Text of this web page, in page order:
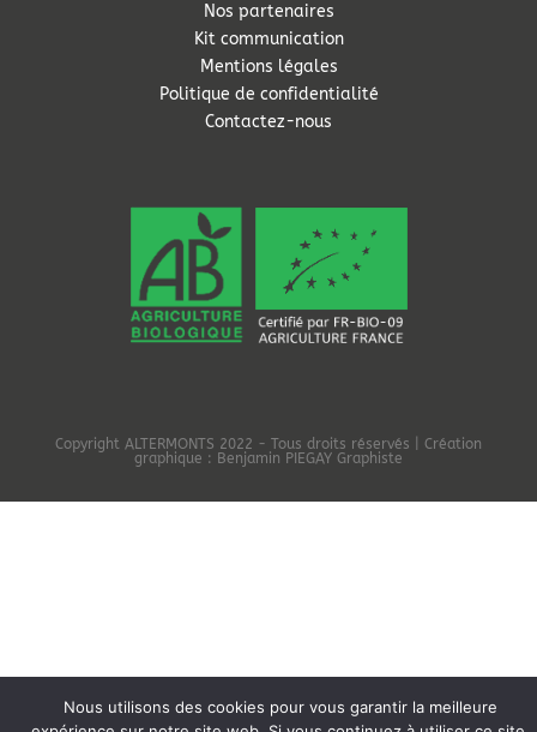
Nos partenaires
Kit communication
Mentions légales
Politique de confidentialité
Contactez-nous
Copyright ALTERMONTS 2022 - Tous droits réservés | Création
graphique : Benjamin PIEGAY Graphiste
Nous utilisons des cookies pour vous garantir la meilleure